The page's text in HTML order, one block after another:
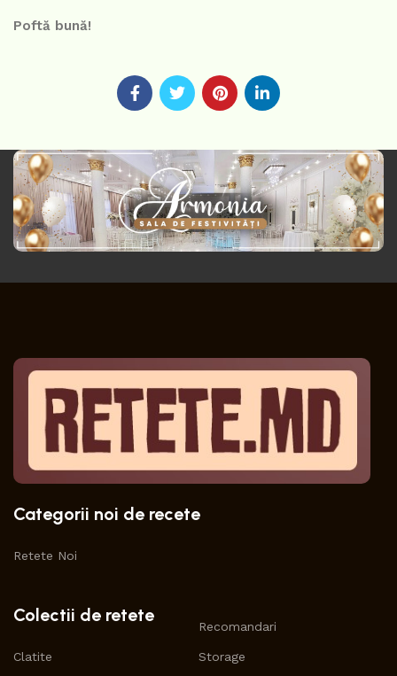
Poftă bună!
Categorii noi de recete
Retete Noi
Colectii de retete
Clatite
Recomandari
Storage